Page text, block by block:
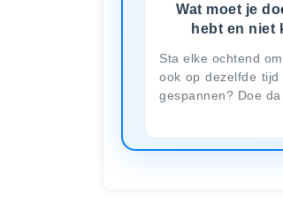
Wat moet je
hebt en niet
Sta elke ochtend
ook op dezelfde
gespannen? Doe da